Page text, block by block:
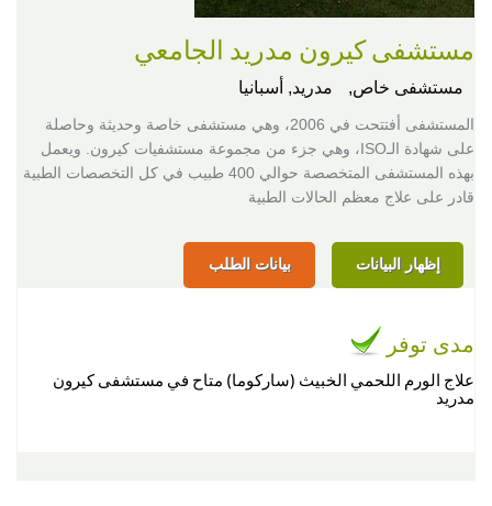
مستشفى كيرون مدريد الجامعي
مستشفى خاص, مدريد, أسبانيا
المستشفى أفتتحت في 2006، وهي مستشفى خاصة وحديثة وحاصلة
على شهادة الـISO، وهي جزء من مجموعة مستشفيات كيرون. ويعمل
بهذه المستشفى المتخصصة حوالي 400 طبيب في كل التخصصات الطبية
قادر على علاج معظم الحالات الطبية
إظهار البيانات بيانات الطلب
مدى توفر
علاج الورم اللحمي الخبيث (ساركوما) متاح في مستشفى كيرون
مدريد